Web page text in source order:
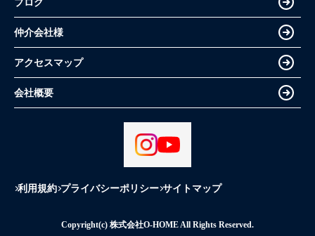
ブログ
仲介会社様
アクセスマップ
会社概要
利用規約 プライバシーポリシー サイトマップ
Copyright(c) 株式会社O-HOME All Rights Reserved.